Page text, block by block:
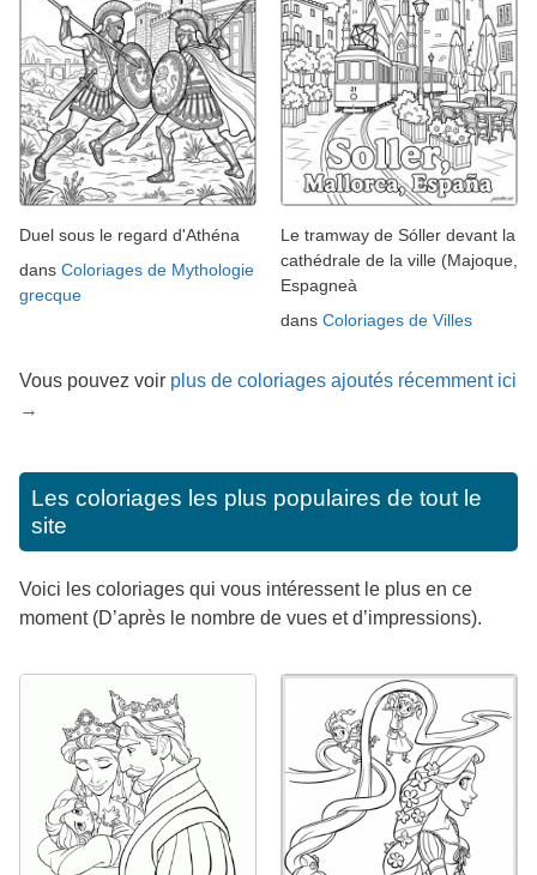
Duel sous le regard d'Athéna
dans Coloriages de Mythologie
grecque
Le tramway de Sóller devant la
cathédrale de la ville (Majoque,
Espagneà
dans Coloriages de Villes
Vous pouvez voir plus de coloriages ajoutés récemment ici
→
Les coloriages les plus populaires de tout le
site
Voici les coloriages qui vous intéressent le plus en ce
moment (D’après le nombre de vues et d’impressions).